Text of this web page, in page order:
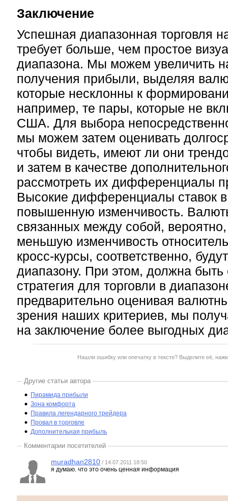
Заключение
Успешная диапазонная торговля
требует больше, чем простое
диапазона. Мы можем увеличить
получения прибыли, выделяя
которые несклонны к
например, те пары, которые не
США. Для выбора
мы можем затем оценивать
чтобы видеть, имеют ли они
и затем в качестве
рассмотреть их дифференциалы
Высокие дифференциалы ставок
повышенную изменчивость.
связанных между собой,
меньшую изменчивость
кросс-курсы, соответственно,
диапазону. При этом, должна быть
стратегия для торговли в
предварительно оценивая
зрения наших критериев, мы
на заключение более выгодных
Нашли ошибку или опечатку в тексте? Выделите её,
Другие статьи автора
Пирамида прибыли
Зона комфорта
Правила легендарного трейдера
Провал в торговле
Дополнительная прибыль
Комментарии посетителей
muradhan2810 / 14.07.2011 18:50
я думаю. что это очень ценная информация